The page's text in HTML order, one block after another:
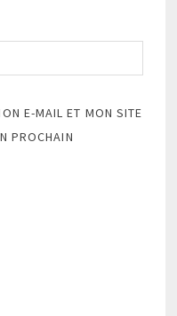
E-MAIL ET MON SITE
PROCHAIN